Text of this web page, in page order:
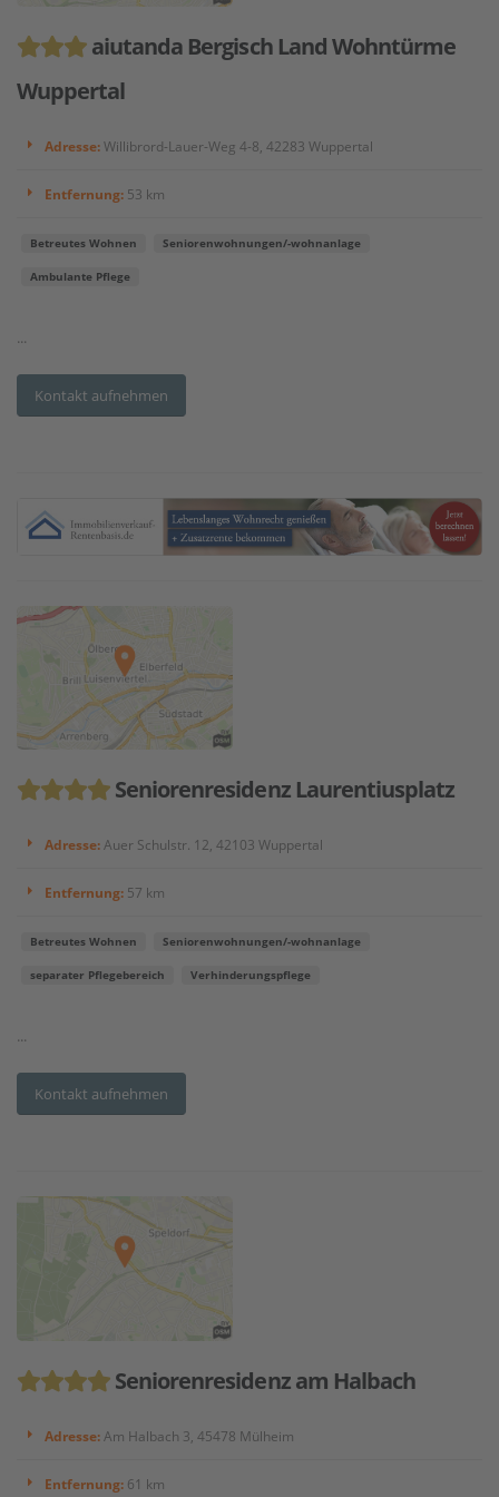
aiutanda Bergisch Land Wohntürme
Wuppertal
Adresse:Willibrord-Lauer-Weg 4-8, 42283 Wuppertal
Entfernung: 53 km
Betreutes Wohnen Seniorenwohnungen/-wohnanlage
Ambulante Pflege
...
Kontakt aufnehmen
Seniorenresidenz Laurentiusplatz
Adresse:Auer Schulstr. 12, 42103 Wuppertal
Entfernung: 57 km
Betreutes Wohnen Seniorenwohnungen/-wohnanlage
separater Pflegebereich Verhinderungspflege
...
Kontakt aufnehmen
Seniorenresidenz am Halbach
Adresse: Am Halbach 3, 45478 Mülheim
Entfernung: 61 km